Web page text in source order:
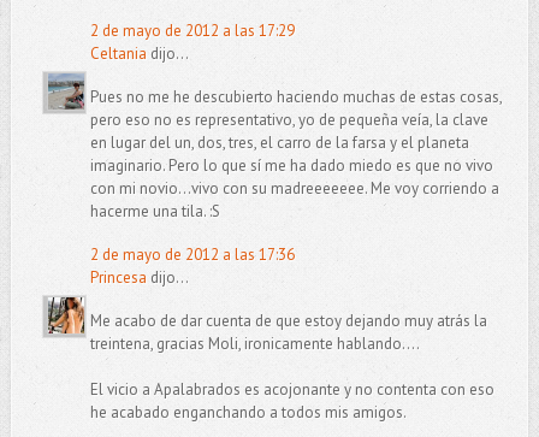
2 de mayo de 2012 a las 17:29
Celtania dijo...
Pues no me he descubierto haciendo muchas de estas cosas,
pero eso no es representativo, yo de pequeña veía, la clave
en lugar del un, dos, tres, el carro de la farsa y el planeta
imaginario. Pero lo que sí me ha dado miedo es que no vivo
con mi novio...vivo con su madreeeeeee. Me voy corriendo a
hacerme una tila. :S
2 de mayo de 2012 a las 17:36
Princesa dijo...
Me acabo de dar cuenta de que estoy dejando muy atrás la
treintena, gracias Moli, ironicamente hablando....
El vicio a Apalabrados es acojonante y no contenta con eso
he acabado enganchando a todos mis amigos.